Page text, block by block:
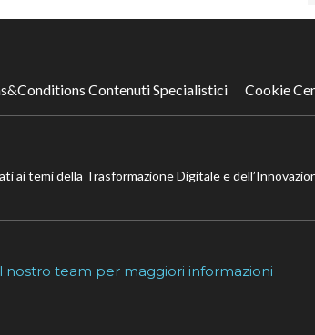
Contenuti Specialistici Cookie
temi della Trasformazione Digitale e
nostro team per maggiori informazioni